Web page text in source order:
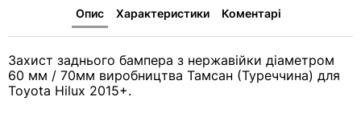
Опис Характеристики Коментарі
Захист заднього бампера з нержавійки діаметром
60 мм / 70мм виробництва Тамсан (Туреччина) для
Toyota Hilux 2015+.